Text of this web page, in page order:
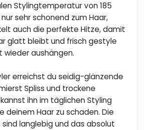
Stylingtemperatur von 185
sehr schonend zum Haar,
auch die perfekte Hitze, damit
glatt bleibt und frisch gestyle
wieder aushängen.
erreichst du seidig-glänzende
Spliss und trockene
ihn im täglichen Styling
deinem Haar zu schaden. Die
langlebig und das absolut